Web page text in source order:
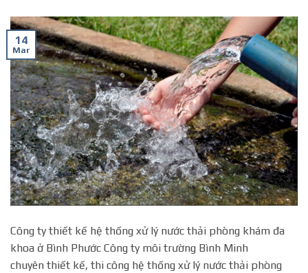
14
Mar
Công ty thiết kế hệ thống xử lý nước thải phòng khám đa
khoa ở Bình Phước Công ty môi trường Bình Minh
chuyên thiết kế, thi công hệ thống xử lý nước thải phòng